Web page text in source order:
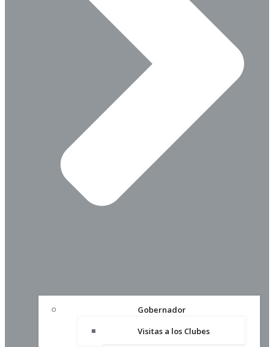
Gobernador
Visitas a los Clubes